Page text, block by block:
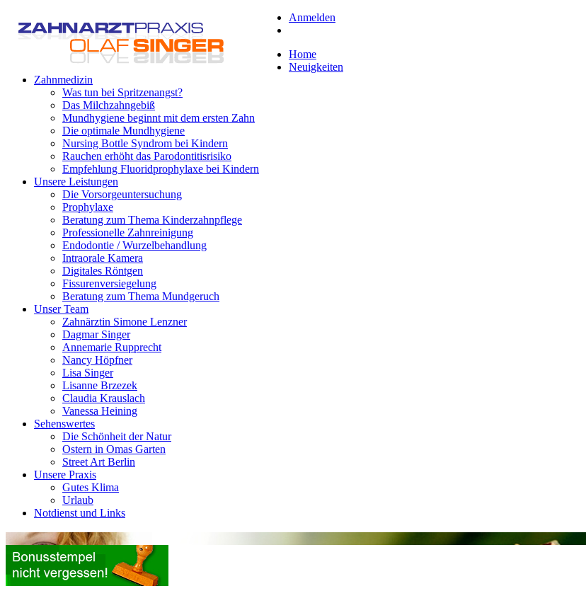
Anmelden
Home
Neuigkeiten
Zahnmedizin
Was tun bei Spritzenangst?
Das Milchzahngebiß
Mundhygiene beginnt mit dem ersten Zahn
Die optimale Mundhygiene
Nursing Bottle Syndrom bei Kindern
Rauchen erhöht das Parodontitisrisiko
Empfehlung Fluoridprophylaxe bei Kindern
Unsere Leistungen
Die Vorsorgeuntersuchung
Prophylaxe
Beratung zum Thema Kinderzahnpflege
Professionelle Zahnreinigung
Endodontie / Wurzelbehandlung
Intraorale Kamera
Digitales Röntgen
Fissurenversiegelung
Beratung zum Thema Mundgeruch
Unser Team
Zahnärztin Simone Lenzner
Dagmar Singer
Annemarie Rupprecht
Nancy Höpfner
Lisa Singer
Lisanne Brzezek
Claudia Krauslach
Vanessa Heining
Sehenswertes
Die Schönheit der Natur
Ostern in Omas Garten
Street Art Berlin
Unsere Praxis
Gutes Klima
Urlaub
Notdienst und Links